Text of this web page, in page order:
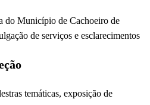
do Município de Cachoeiro de
de serviços e esclarecimentos
temáticas, exposição de